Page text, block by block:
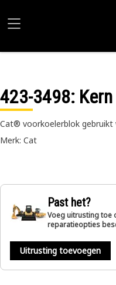
423-3498:
Cat® voorkoelerblok
Merk: Cat
Past het?
Voeg uitrusting toe
reparatieopties
Uitrusting toevoegen